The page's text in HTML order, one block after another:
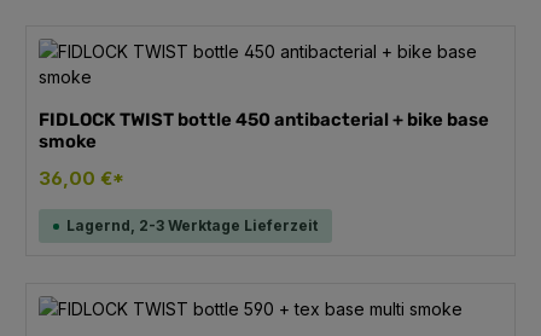
FIDLOCK TWIST bottle 450 antibacterial + bike base
smoke
36,00 €*
Lagernd, 2-3 Werktage Lieferzeit